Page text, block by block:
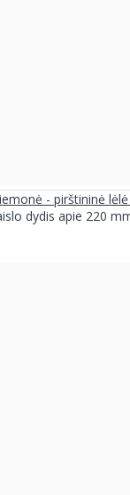
- pirštininė lėlė
dydis apie 220